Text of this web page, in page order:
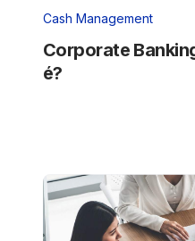
Cash Management
Corporate
é?